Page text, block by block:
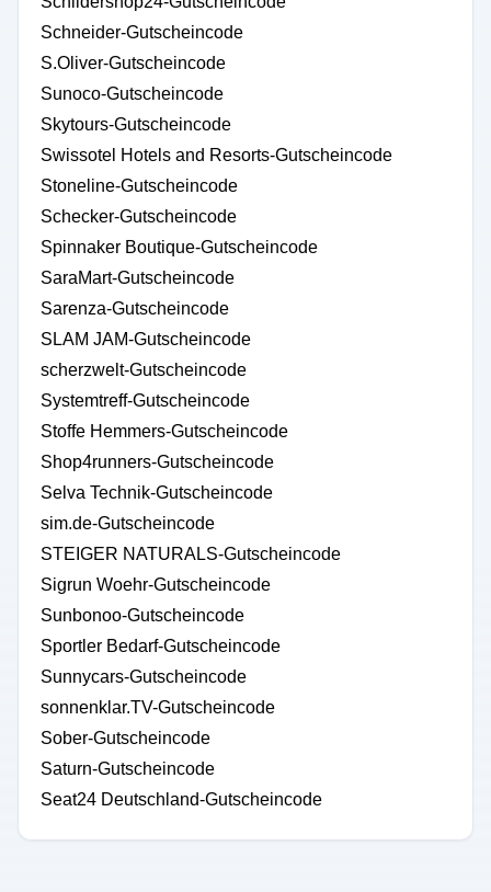
Schneider-Gutscheincode
S.Oliver-Gutscheincode
Sunoco-Gutscheincode
Skytours-Gutscheincode
Swissotel Hotels and Resorts-Gutscheincode
Stoneline-Gutscheincode
Schecker-Gutscheincode
Spinnaker Boutique-Gutscheincode
SaraMart-Gutscheincode
Sarenza-Gutscheincode
SLAM JAM-Gutscheincode
scherzwelt-Gutscheincode
Systemtreff-Gutscheincode
Stoffe Hemmers-Gutscheincode
Shop4runners-Gutscheincode
Selva Technik-Gutscheincode
sim.de-Gutscheincode
STEIGER NATURALS-Gutscheincode
Sigrun Woehr-Gutscheincode
Sunbonoo-Gutscheincode
Sportler Bedarf-Gutscheincode
Sunnycars-Gutscheincode
sonnenklar.TV-Gutscheincode
Sober-Gutscheincode
Saturn-Gutscheincode
Seat24 Deutschland-Gutscheincode